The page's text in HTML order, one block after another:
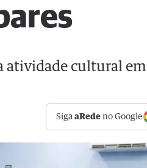
atividade cultural em
SigaaRede no Google